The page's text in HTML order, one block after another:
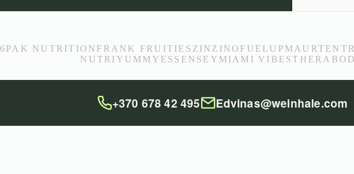
6PAK NUTRITION FRANK FRUITIES ZINZINO FUELUP MAURTEN
NUTRIYUMMY ESSENSEY MIAMI VIBES
+370 678 42 495 Edvinas@weinhale.com